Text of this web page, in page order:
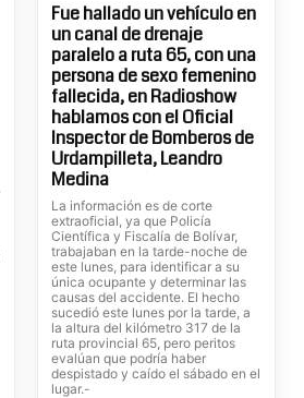
Fue hallado un vehículo en
un canal de drenaje
paralelo a ruta 65, con una
persona de sexo femenino
fallecida, en Radioshow
hablamos con el Oficial
Inspector de Bomberos de
Urdampilleta, Leandro
Medina
La información es de corte
extraoficial, ya que Policía
Científica y Fiscalía de Bolívar,
trabajaban en la tarde-noche de
este lunes, para identificar a su
única ocupante y determinar las
causas del accidente. El hecho
sucedió este lunes por la tarde, a
la altura del kilómetro 317 de la
ruta provincial 65, pero peritos
evalúan que podría haber
despistado y caído el sábado en el
lugar.-